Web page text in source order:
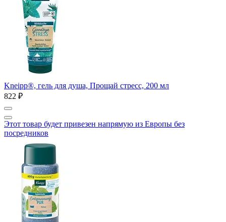
Kneipp®, гель для душа, Прощай стресс, 200 мл
822 ₽
Этот товар будет привезен напрямую из Европы без
посредников